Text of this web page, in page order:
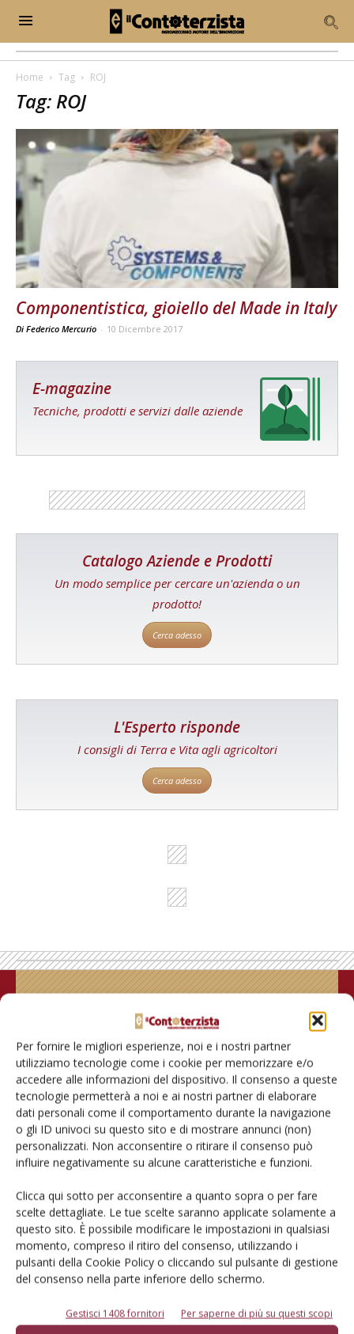
Per fornire le migliori esperienze, noi e i nostri partner
utilizziamo tecnologie come i cookie per memorizzare e/o
accedere alle informazioni del dispositivo. Il consenso a queste
tecnologie permetterà a noi e ai nostri partner di elaborare
dati personali come il comportamento durante la navigazione
o gli ID univoci su questo sito e di mostrare annunci (non)
personalizzati. Non acconsentire o ritirare il consenso può
influire negativamente su alcune caratteristiche e funzioni.
Clicca qui sotto per acconsentire a quanto sopra o per fare
scelte dettagliate. Le tue scelte saranno applicate solamente a
questo sito. È possibile modificare le impostazioni in qualsiasi
momento, compreso il ritiro del consenso, utilizzando i
pulsanti della Cookie Policy o cliccando sul pulsante di gestione
del consenso nella parte inferiore dello schermo.
Gestisci 1408 fornitori Per saperne di più su questi scopi
Home Tag ROJ
Tag: ROJ
Componentistica, gioiello del Made in Italy
Di Federico Mercurio - 10 Dicembre 2017
E-magazine
Tecniche, prodotti e servizi dalle aziende
Catalogo Aziende e Prodotti
Un modo semplice per cercare un'azienda o un
prodotto!
Cerca adesso
L'Esperto risponde
I consigli di Terra e Vita agli agricoltori
Cerca adesso
Rimani aggiornato sul mondo
dell’agricoltura
Iscriviti alle nostre newsletter
© Tecniche Nuove Spa. Tutti i diritti riservati. Sede legale Via Eritrea 21 -